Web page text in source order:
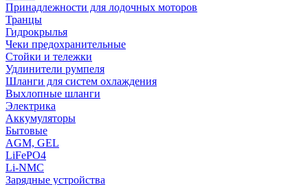
Принадлежности для лодочных моторов
Транцы
Гидрокрылья
Чеки предохранительные
Стойки и тележки
Удлинители румпеля
Шланги для систем охлаждения
Выхлопные шланги
Электрика
Аккумуляторы
Бытовые
AGM, GEL
LiFePO4
Li-NMC
Зарядные устройства